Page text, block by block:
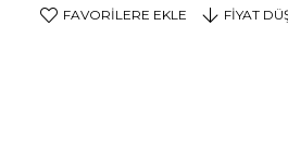
FAVORILERE EKLE FIYAT